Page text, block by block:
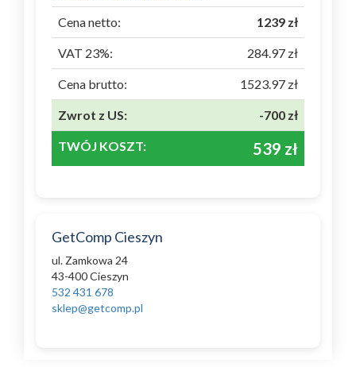
Cena netto: 1239 zł
VAT 23%: 284.97 zł
Cena brutto: 1523.97 zł
Zwrot z US: -700 zł
TWÓJ KOSZT: 539 zł
GetComp Cieszyn
ul. Zamkowa 24
43-400 Cieszyn
532 431 678
sklep@getcomp.pl